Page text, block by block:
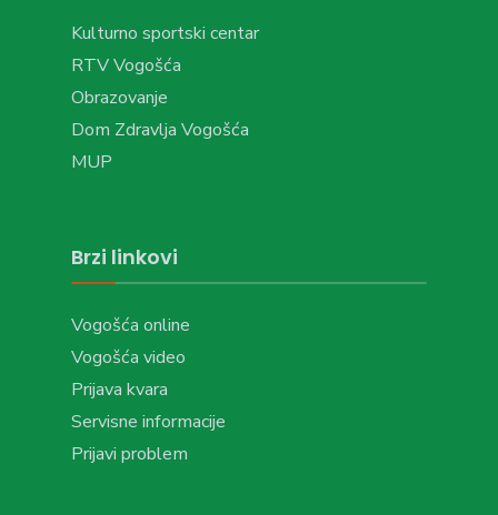
Kulturno sportski centar
RTV Vogošća
Obrazovanje
Dom Zdravlja Vogošća
MUP
Brzi linkovi
Vogošća online
Vogošća video
Prijava kvara
Servisne informacije
Prijavi problem